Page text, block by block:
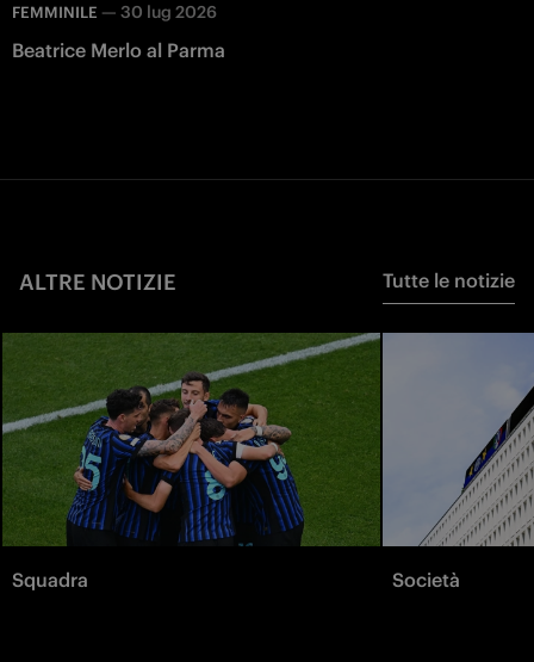
FEMMINILE — 30 lug 2026
Beatrice Merlo al Parma
ALTRE NOTIZIE Tutte le notizie
Squadra Società